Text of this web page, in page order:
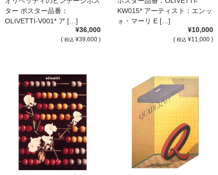
ター ポスター品番：
OLIVETTI-V001* ア […]
¥36,000
( 税込 ¥39,600 )
KW015* アーティスト：エンッ
ォ・マーリ E […]
¥10,000
( 税込 ¥11,000 )